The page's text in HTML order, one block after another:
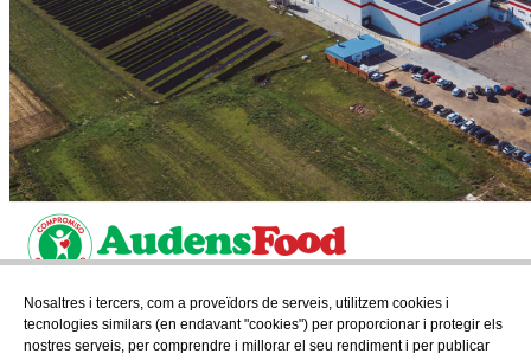
Nosaltres i tercers, com a proveïdors de serveis, utilitzem cookies i
tecnologies similars (en endavant "cookies") per proporcionar i protegir els
nostres serveis, per comprendre i millorar el seu rendiment i per publicar
Subscriu-te
Descobreix tot el que es cou a AudensFood.